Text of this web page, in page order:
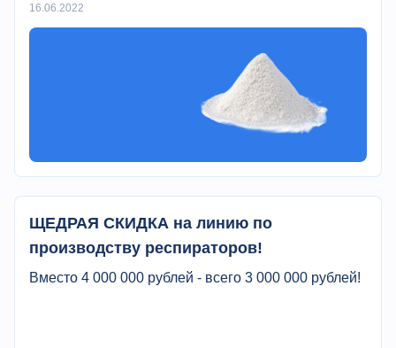
16.06.2022
ЩЕДРАЯ СКИДКА на линию по
производству респираторов!
Вместо 4 000 000 рублей - всего 3 000 000 рублей!